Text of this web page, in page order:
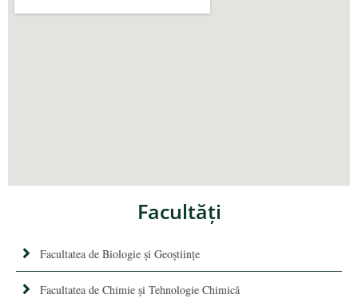
Facultăţi
Facultatea de Biologie și Geoștiințe
Facultatea de Chimie şi Tehnologie Chimică